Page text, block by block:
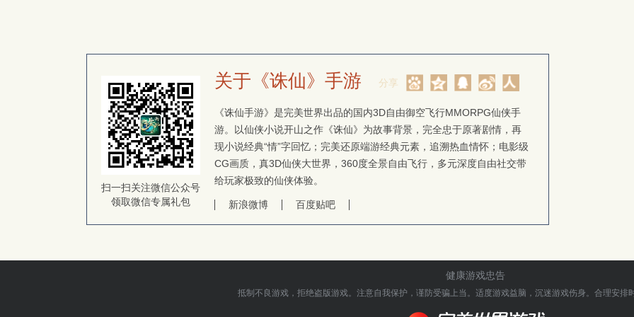
分享
扫一扫关注微信公众号
领取微信专属礼包
关于《诛仙》手游
《诛仙手游》是完美世界出品的国内3D自由御空飞行MMORPG仙侠手
游。以仙侠小说开山之作《诛仙》为故事背景，完全忠于原著剧情，再
现小说经典“情”字回忆；完美还原端游经典元素，追溯热血情怀；电影级
CG画质，真3D仙侠大世界，360度全景自由飞行，多元深度自由社交带
给玩家极致的仙侠体验。
新浪微博 百度贴吧
健康游戏忠告
抵制不良游戏，拒绝盗版游戏。注意自我保护，谨防受骗上当。 适度游戏益脑，沉迷游戏伤身。合理安排